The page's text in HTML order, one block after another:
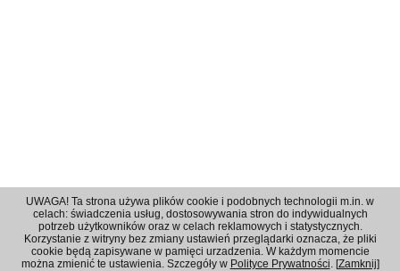
Regulamin|Polityka prywatności|Reklama|Kontakt
© 2001 - 2026 OPI Ostrowski Portal Internetowy - Wszystkie prawa zastrzeżone
UWAGA! Ta strona używa plików cookie i podobnych technologii m.in. w
celach: świadczenia usług, dostosowywania stron do indywidualnych
potrzeb użytkowników oraz w celach reklamowych i statystycznych.
Korzystanie z witryny bez zmiany ustawień przeglądarki oznacza, że pliki
cookie będą zapisywane w pamięci urzadzenia. W każdym momencie
można zmienić te ustawienia. Szczegóły w Polityce Prywatności. [Zamknij]